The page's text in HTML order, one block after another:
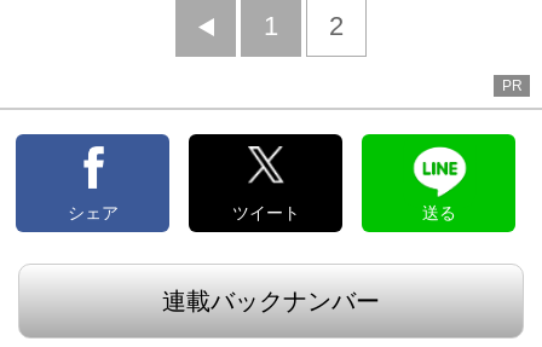
前
1 2
PR
シェア ツイート 送る
連載バックナンバー